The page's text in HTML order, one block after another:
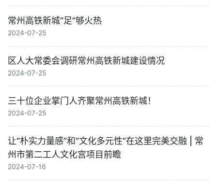
常州高铁新城“足”够火热
2024-07-25
区人大常委会调研常州高铁新城建设情况
2024-07-25
三十位企业掌门人齐聚常州高铁新城！
2024-07-25
让“朴实力量感”和“文化多元性”在这里完美交融 | 常
州市第二工人文化宫项目前瞻
2024-07-16